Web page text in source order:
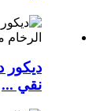
ديكور
نقي ...